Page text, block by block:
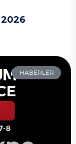
HABERLER